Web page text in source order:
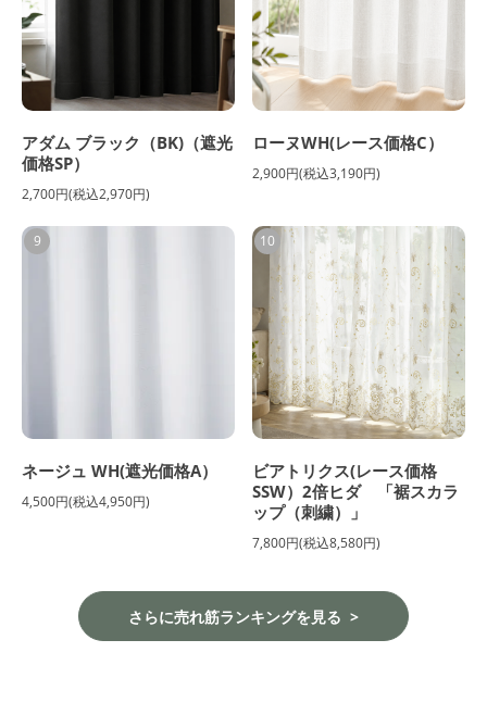
アダム ブラック（BK)（遮光
価格SP）
2,700円(税込2,970円)
ローヌWH(レース価格C）
2,900円(税込3,190円)
9
ネージュ WH(遮光価格A）
4,500円(税込4,950円)
10
ビアトリクス(レース価格
SSW）2倍ヒダ 「裾スカラ
ップ（刺繍）」
7,800円(税込8,580円)
さらに売れ筋ランキングを見る